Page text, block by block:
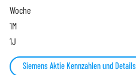
Woche
1M
1J
Siemens Aktie Kennzahlen und Details